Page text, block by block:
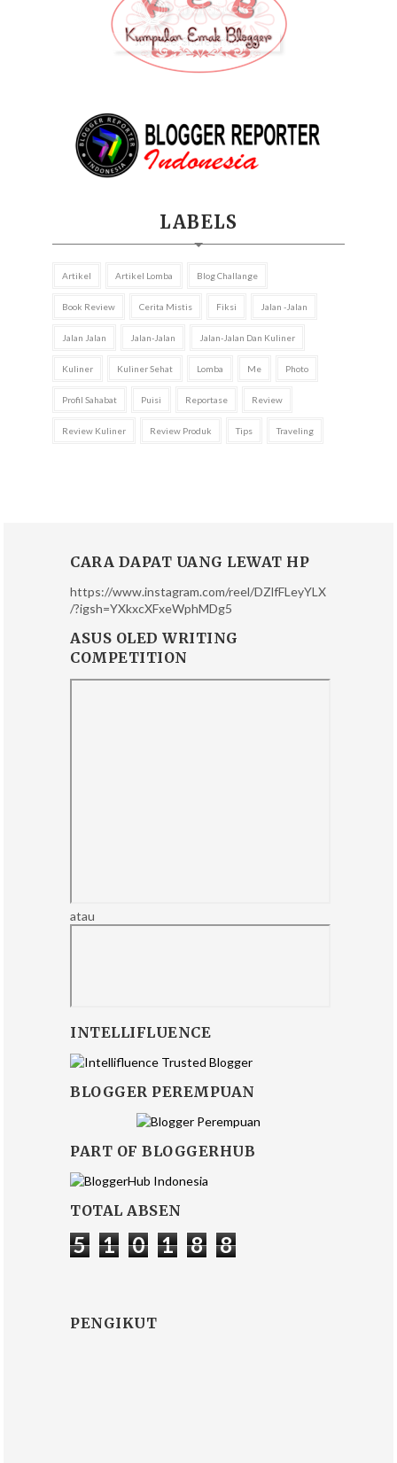
LABELS
Artikel Artikel Lomba Blog Challange
Book Review Cerita Mistis Fiksi Jalan -jalan
Jalan Jalan Jalan-Jalan Jalan-Jalan Dan Kuliner
Kuliner Kuliner Sehat Lomba Me Photo
Profil Sahabat Puisi Reportase Review
Review Kuliner Review Produk Tips Traveling
CARA DAPAT UANG LEWAT HP
https://www.instagram.com/reel/DZlfFLeyYLX
/?igsh=YXkxcXFxeWphMDg5
ASUS OLED WRITING
COMPETITION
atau
INTELLIFLUENCE
BLOGGER PEREMPUAN
PART OF BLOGGERHUB
TOTAL ABSEN
5 1 0 1 8 8
PENGIKUT